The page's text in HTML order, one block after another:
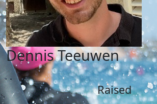
Dennis Teeuwen
Raised